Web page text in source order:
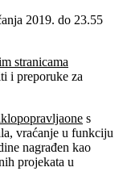
2019. do 23.55
stranicama
i preporuke za
s
vraćanje u funkciju
nagrađen kao
projekata u